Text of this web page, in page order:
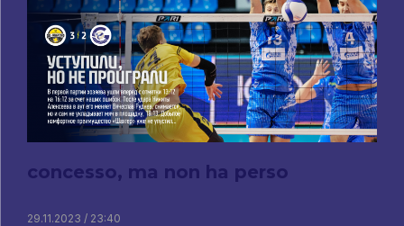
concesso, ma non ha perso
29.11.2023 / 23:40